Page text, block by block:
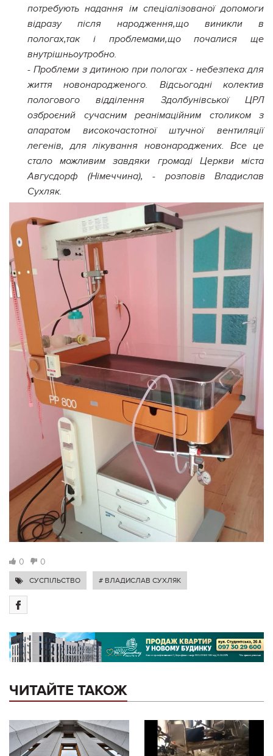
потребують надання ім спеціалізованої допомоги
відразу після народження,що виникли в
пологах,так і проблемами,що почалися ще
внутрішньоутробно.
- Проблеми з дитиною при пологах - небезпека для
життя новонародженого. Відсьогодні колектив
пологового відділення Здолбунівської ЦРЛ
озброєний сучасним реанімаційним столиком з
апаратом високочастотної штучної вентиляції
легенів, для лікування новонароджених. Все це
стало можливим завдяки громаді Церкви міста
Авгусдорф (Німеччина), - розповів Владислав
Сухляк.
0 0
СУСПІЛЬСТВО # ВЛАДИСЛАВ СУХЛЯК
ЧИТАЙТЕ ТАКОЖ